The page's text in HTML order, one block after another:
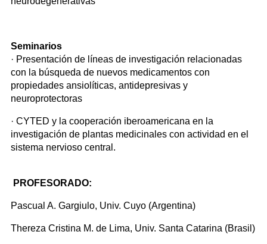
Seminarios
· Presentación de líneas de investigación relacionadas
con la búsqueda de nuevos medicamentos con
propiedades ansiolíticas, antidepresivas y
neuroprotectoras
· CYTED y la cooperación iberoamericana en la
investigación de plantas medicinales con actividad en el
sistema nervioso central.
PROFESORADO:
Pascual A. Gargiulo, Univ. Cuyo (Argentina)
Thereza Cristina M. de Lima, Univ. Santa Catarina (Brasil)